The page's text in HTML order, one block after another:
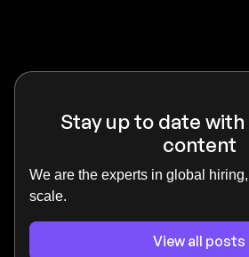
Stay up to date
content
We are the experts in global
scale.
View all posts